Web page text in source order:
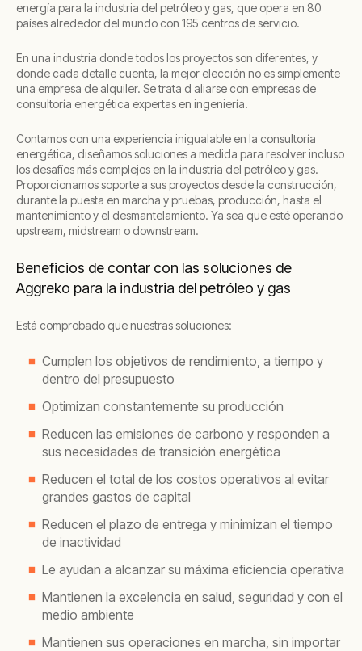
energía para la industria del petróleo y gas, que opera en 80
países alrededor del mundo con 195 centros de servicio.
En una industria donde todos los proyectos son diferentes, y
donde cada detalle cuenta, la mejor elección no es simplemente
una empresa de alquiler. Se trata d aliarse con empresas de
consultoría energética expertas en ingeniería.
Contamos con una experiencia inigualable en la consultoría
energética, diseñamos soluciones a medida para resolver incluso
los desafíos más complejos en la industria del petróleo y gas.
Proporcionamos soporte a sus proyectos desde la construcción,
durante la puesta en marcha y pruebas, producción, hasta el
mantenimiento y el desmantelamiento. Ya sea que esté operando
upstream, midstream o downstream.
Beneficios de contar con las soluciones de
Aggreko para la industria del petróleo y gas
Está comprobado que nuestras soluciones:
Cumplen los objetivos de rendimiento, a tiempo y
dentro del presupuesto
Optimizan constantemente su producción
Reducen las emisiones de carbono y responden a
sus necesidades de transición energética
Reducen el total de los costos operativos al evitar
grandes gastos de capital
Reducen el plazo de entrega y minimizan el tiempo
de inactividad
Le ayudan a alcanzar su máxima eficiencia operativa
Mantienen la excelencia en salud, seguridad y con el
medio ambiente
Mantienen sus operaciones en marcha, sin importar